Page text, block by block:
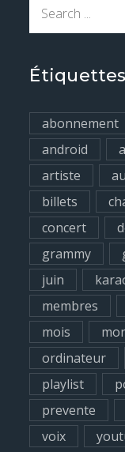
r
h
f
o
Étiquettes
abonnement
android
artiste
billets
concert
grammy
juin
membres
mois
ordinateur
playlist
prevente
voix